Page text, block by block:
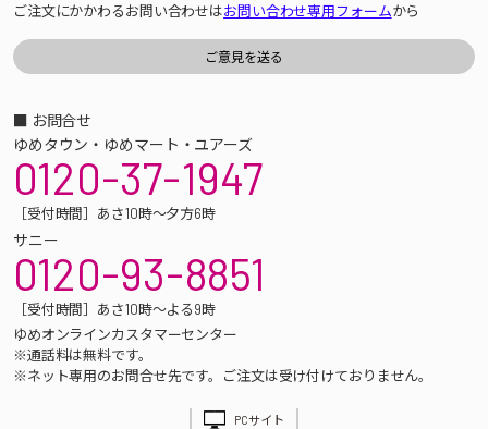
ご注文にかかわるお問い合わせはお問い合わせ専用フォームから
■ お問合せ
ゆめタウン・ゆめマート・ユアーズ
0120-37-1947
［受付時間］あさ10時～夕方6時
サニー
0120-93-8851
［受付時間］あさ10時～よる9時
ゆめオンラインカスタマーセンター
※通話料は無料です。
※ネット専用のお問合せ先です。ご注文は受け付けておりません。
PCサイト